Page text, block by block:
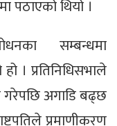
पठाएको थियो ।
सम्बन्धमा
। प्रतिनिधिसभाले
गरेपछि अगाडि बढ्छ
प्रमाणीकरण